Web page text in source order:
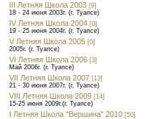
III Летняя Школа 2003 [9]
18 - 24 июня 2003г. (г. Туапсе)
IV Летняя Школа 2004 [0]
19 - 25 июня 2004г. (г. Туапсе)
V Летняя Школа 2005 [0]
2005г. (г. Туапсе)
VI Летняя Школа 2006 [3]
Май 2006г. (г. Туапсе)
VII Летняя Школа 2007 [13]
21 - 30 июня 2007г. (г. Туапсе)
VIII Летняя Школа 2009 [14]
15-25 июня 2009г.(г. Туапсе)
I Летняя Школа "Вершина" 2010 [50]